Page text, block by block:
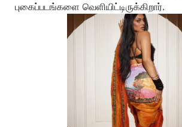
புகைப்படங்களை வெளியிட்டிருக்கிறார்.